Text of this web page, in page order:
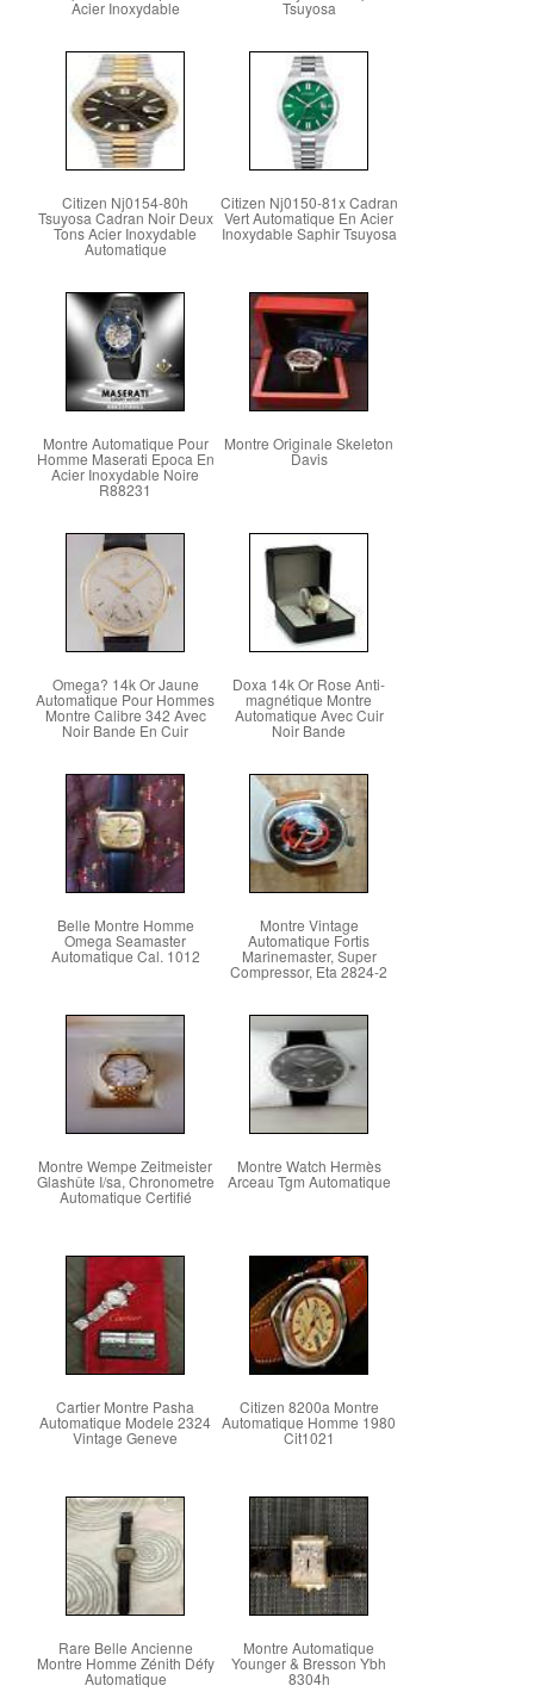
Acier Inoxydable Tsuyosa
Citizen Nj0154-80h
Tsuyosa Cadran Noir Deux
Tons Acier Inoxydable
Automatique
Citizen Nj0150-81x Cadran
Vert Automatique En Acier
Inoxydable Saphir Tsuyosa
Montre Automatique Pour
Homme Maserati Epoca En
Acier Inoxydable Noire
R88231
Montre Originale Skeleton
Davis
Omega? 14k Or Jaune
Automatique Pour Hommes
Montre Calibre 342 Avec
Noir Bande En Cuir
Doxa 14k Or Rose Anti-
magnétique Montre
Automatique Avec Cuir
Noir Bande
Belle Montre Homme
Omega Seamaster
Automatique Cal. 1012
Montre Vintage
Automatique Fortis
Marinemaster, Super
Compressor, Eta 2824-2
Montre Wempe Zeitmeister
Glashûte I/sa, Chronometre
Automatique Certifié
Montre Watch Hermès
Arceau Tgm Automatique
Cartier Montre Pasha
Automatique Modele 2324
Vintage Geneve
Citizen 8200a Montre
Automatique Homme 1980
Cit1021
Rare Belle Ancienne
Montre Homme Zénith Défy
Automatique
Montre Automatique
Younger & Bresson Ybh
8304h